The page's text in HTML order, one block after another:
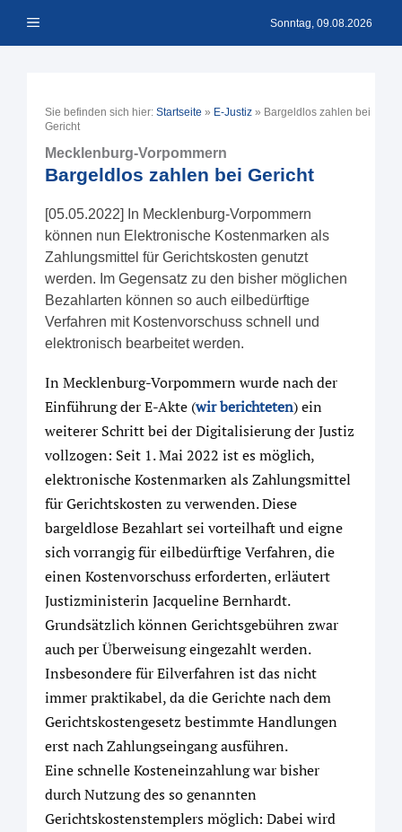
Inhalt Menü Sonntag, 09.08.2026
Sie befinden sich hier: Startseite » E-Justiz » Bargeldlos zahlen bei
Gericht
Mecklenburg-Vorpommern
Bargeldlos zahlen bei Gericht
[05.05.2022] In Mecklenburg-Vorpommern
können nun Elektronische Kostenmarken als
Zahlungsmittel für Gerichtskosten genutzt
werden. Im Gegensatz zu den bisher möglichen
Bezahlarten können so auch eilbedürftige
Verfahren mit Kostenvorschuss schnell und
elektronisch bearbeitet werden.
In Mecklenburg-Vorpommern wurde nach der
Einführung der E-Akte (wir berichteten) ein
weiterer Schritt bei der Digitalisierung der Justiz
vollzogen: Seit 1. Mai 2022 ist es möglich,
elektronische Kostenmarken als Zahlungsmittel
für Gerichtskosten zu verwenden. Diese
bargeldlose Bezahlart sei vorteilhaft und eigne
sich vorrangig für eilbedürftige Verfahren, die
einen Kostenvorschuss erforderten, erläutert
Justizministerin Jacqueline Bernhardt.
Grundsätzlich können Gerichtsgebühren zwar
auch per Überweisung eingezahlt werden.
Insbesondere für Eilverfahren ist das nicht
immer praktikabel, da die Gerichte nach dem
Gerichtskostengesetz bestimmte Handlungen
erst nach Zahlungseingang ausführen.
Eine schnelle Kosteneinzahlung war bisher
durch Nutzung des so genannten
Gerichtskostenstemplers möglich: Dabei wird